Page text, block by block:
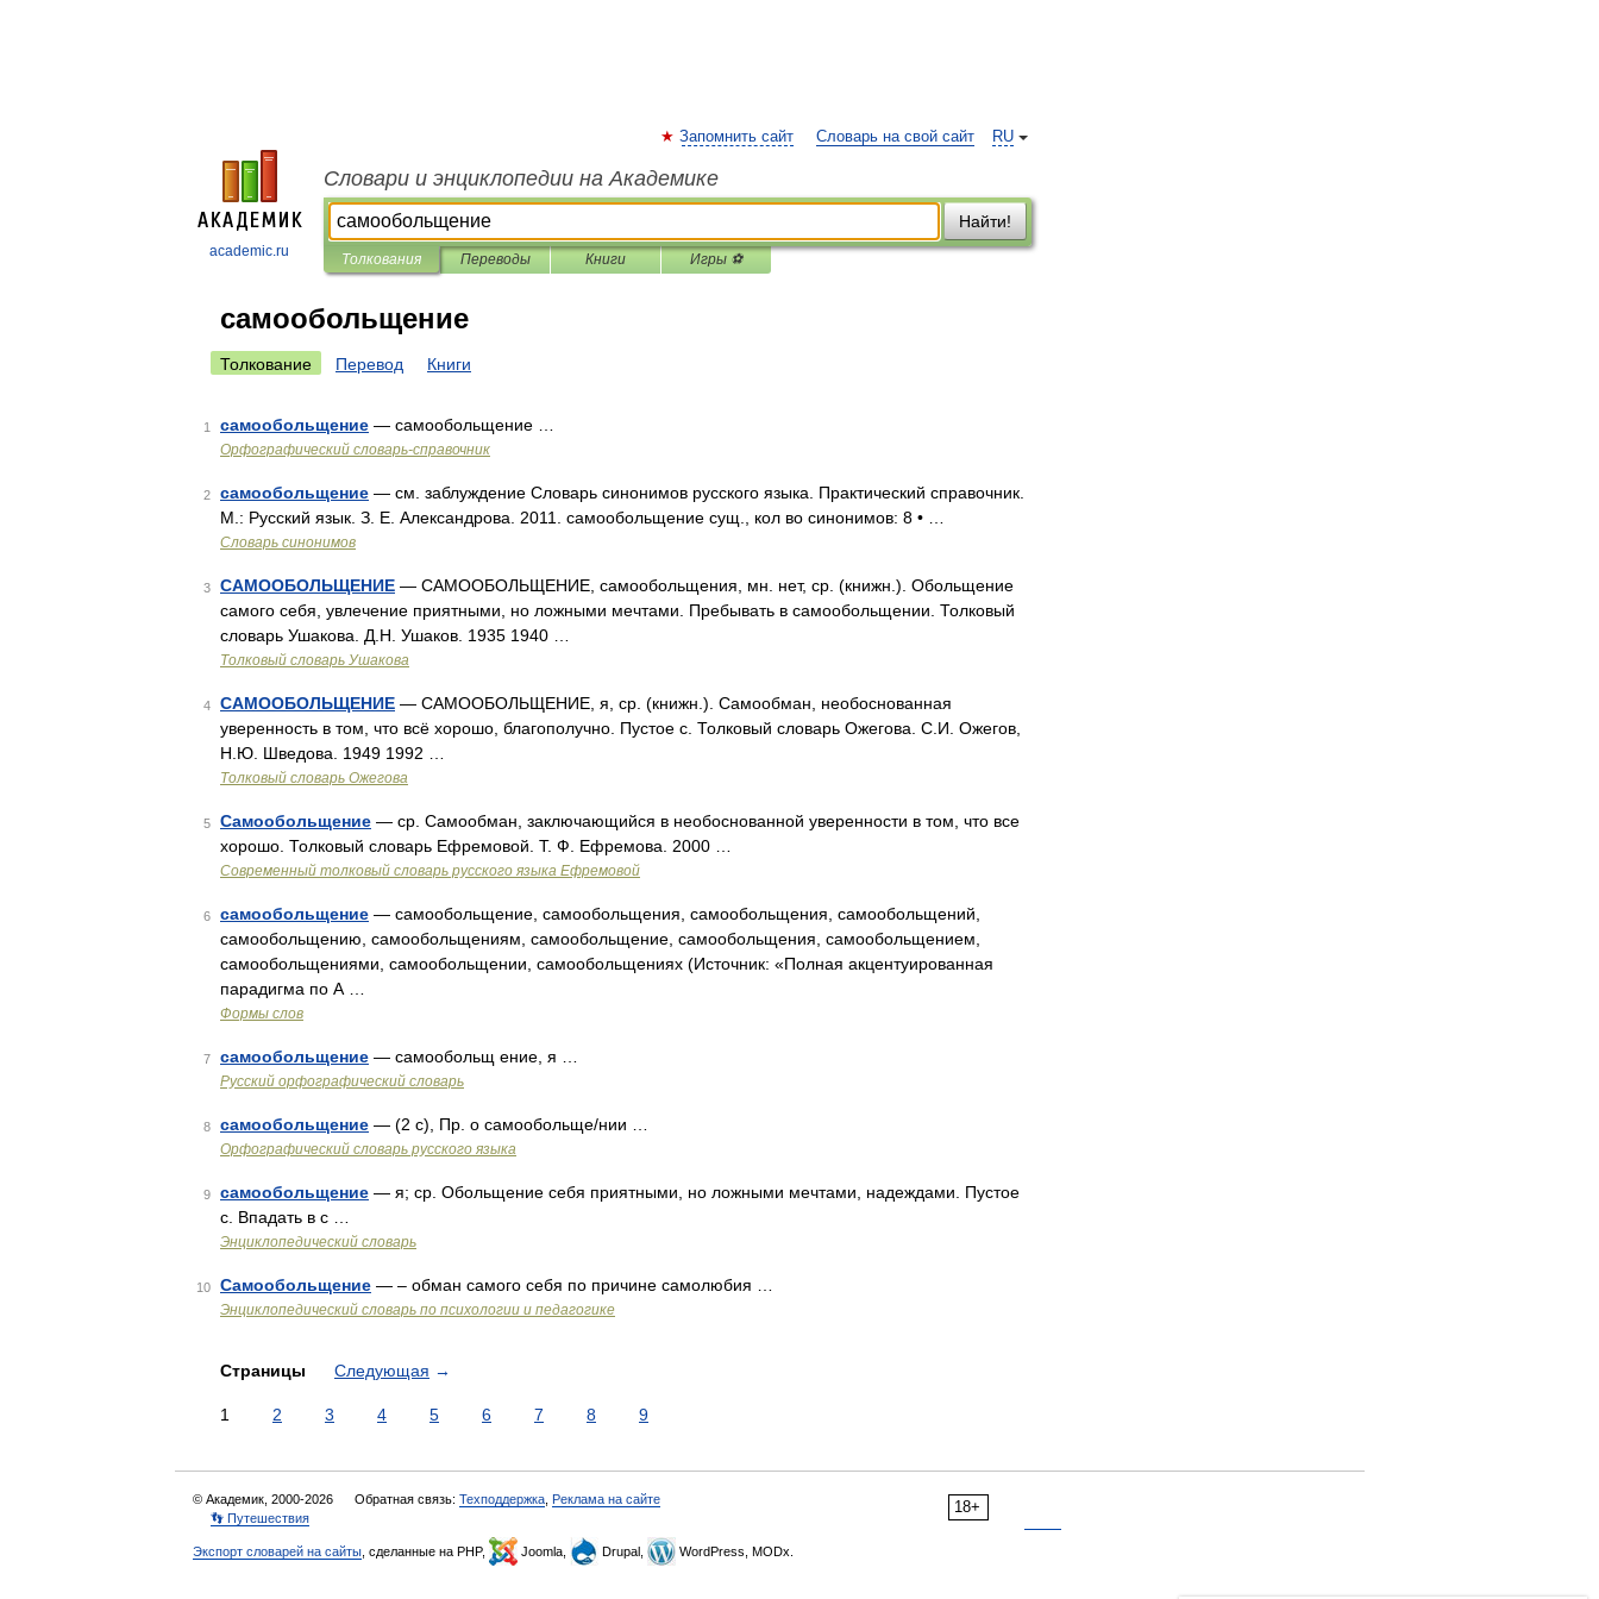
academic.ru
RU
Запомнить сайт Словарь на свой сайт
Словари и энциклопедии на Академике
Найти!
Толкования Переводы Книги Игры ⚽
самообольщение
Толкование Перевод Книги
1 самообольщение — самообольщение …
Орфографический словарь-справочник
2 самообольщение — см. заблуждение Словарь синонимов русского языка. Практический справочник.
М.: Русский язык. З. Е. Александрова. 2011. самообольщение сущ., кол во синонимов: 8 • …
Словарь синонимов
3 САМООБОЛЬЩЕНИЕ — САМООБОЛЬЩЕНИЕ, самообольщения, мн. нет, ср. (книжн.). Обольщение
самого себя, увлечение приятными, но ложными мечтами. Пребывать в самообольщении. Толковый
словарь Ушакова. Д.Н. Ушаков. 1935 1940 …
Толковый словарь Ушакова
4 САМООБОЛЬЩЕНИЕ — САМООБОЛЬЩЕНИЕ, я, ср. (книжн.). Самообман, необоснованная
уверенность в том, что всё хорошо, благополучно. Пустое с. Толковый словарь Ожегова. С.И. Ожегов,
Н.Ю. Шведова. 1949 1992 …
Толковый словарь Ожегова
5 Самообольщение — ср. Самообман, заключающийся в необоснованной уверенности в том, что все
хорошо. Толковый словарь Ефремовой. Т. Ф. Ефремова. 2000 …
Современный толковый словарь русского языка Ефремовой
6 самообольщение — самообольщение, самообольщения, самообольщения, самообольщений,
самообольщению, самообольщениям, самообольщение, самообольщения, самообольщением,
самообольщениями, самообольщении, самообольщениях (Источник: «Полная акцентуированная
парадигма по А …
Формы слов
7 самообольщение — самообольщ ение, я …
Русский орфографический словарь
8 самообольщение — (2 с), Пр. о самообольще/нии …
Орфографический словарь русского языка
9 самообольщение — я; ср. Обольщение себя приятными, но ложными мечтами, надеждами. Пустое
с. Впадать в с …
Энциклопедический словарь
10 Самообольщение — – обман самого себя по причине самолюбия …
Энциклопедический словарь по психологии и педагогике
Страницы Следующая →
1 2 3 4 5 6 7 8 9
18+
© Академик, 2000-2026 Обратная связь: Техподдержка Реклама на сайте
👣 Путешествия
Экспорт словарей на сайты , сделанные на PHP, Joomla, Drupal, WordPress, MODx.